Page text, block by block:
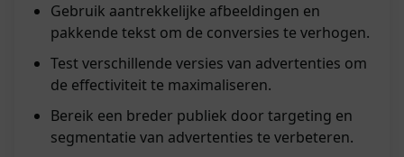
Gebruik aantrekkelijke afbeeldingen en
pakkende tekst om de conversies te verhogen.
Test verschillende versies van advertenties om
de effectiviteit te maximaliseren.
Bereik een breder publiek door targeting en
segmentatie van advertenties te verbeteren.